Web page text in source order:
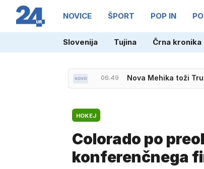
NOVICE ŠPORT POP IN
Slovenija Tujina Črna kronika
HOKEJ
Colorado po
konferenčnega